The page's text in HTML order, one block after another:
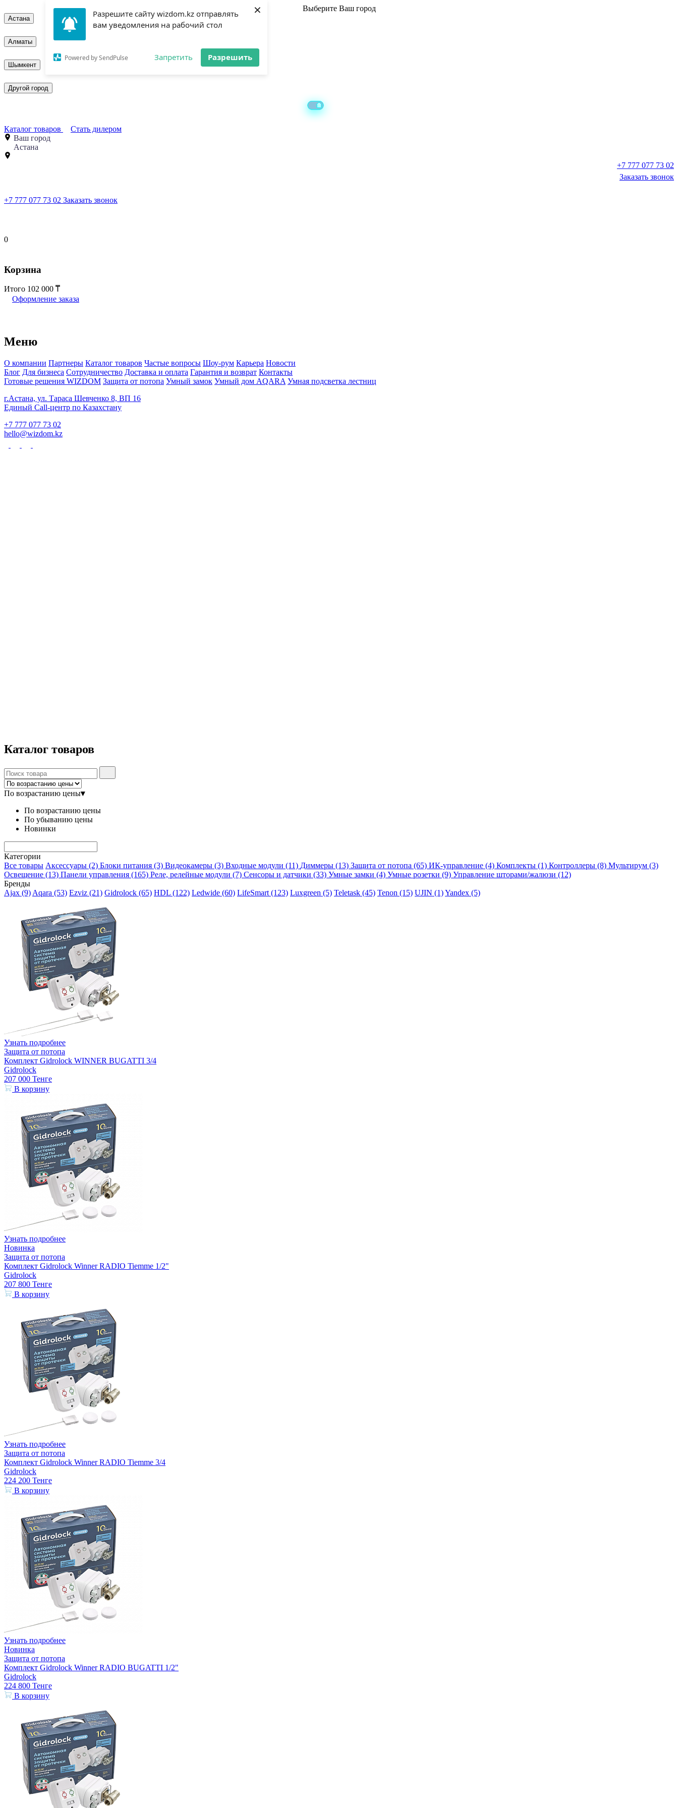
Разрешите сайту wizdom.kz отправлять
вам уведомления на рабочий стол
Powered by SendPulse Запретить Разрешить
× Выберите Ваш город
Астана
Алматы
Шымкент
Другой город
Каталог товаров
Стать дилером
Ваш город
Астана
+7 777 077 73 02
Заказать звонок
+7 777 077 73 02 Заказать звонок
0
Корзина
Итого 102 000
Оформление заказа
Меню
О компании Партнеры Каталог товаров Частые вопросы Шоу-рум Карьера Новости
Блог Для бизнеса Сотрудничество Доставка и оплата Гарантия и возврат Контакты
Готовые решения WIZDOM Защита от потопа Умный замок Умный дом AQARA Умная подсветка лестниц
г.Астана, ул. Тараса Шевченко 8, ВП 16
Единый Call-центр по Казахстану
+7 777 077 73 02
hello@wizdom.kz
Каталог товаров
По возрастанию цены▾
По возрастанию цены
По убыванию цены
Новинки
Категории
Все товары Аксессуары (2) Блоки питания (3) Видеокамеры (3) Входные модули (11) Диммеры (13) Защита от потопа (65) ИК-управление (4) Комплекты (1) Контроллеры (8) Мультирум (3)
Освещение (13) Панели управления (165) Реле, релейные модули (7) Сенсоры и датчики (33) Умные замки (4) Умные розетки (9) Управление шторами/жалюзи (12)
Бренды
Ajax (9) Aqara (53) Ezviz (21) Gidrolock (65) HDL (122) Ledwide (60) LifeSmart (123) Luxgreen (5) Teletask (45) Tenon (15) UJIN (1)Yandex (5)
Узнать подробнее
Защита от потопа
Комплект Gidrоlock WINNER BUGATTI 3/4
Gidrolock
207 000 Тенге
В корзину
Узнать подробнее
Новинка
Защита от потопа
Комплект Gidrolock Winner RADIO Tiemme 1/2"
Gidrolock
207 800 Тенге
В корзину
Узнать подробнее
Защита от потопа
Комплект Gidrolock Winner RADIO Tiemme 3/4
Gidrolock
224 200 Тенге
В корзину
Узнать подробнее
Новинка
Защита от потопа
Комплект Gidrolock Winner RADIO BUGATTI 1/2"
Gidrolock
224 800 Тенге
В корзину